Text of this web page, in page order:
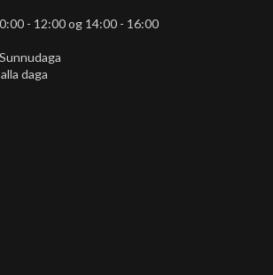
- 12:00 og 14:00 - 16:00
daga